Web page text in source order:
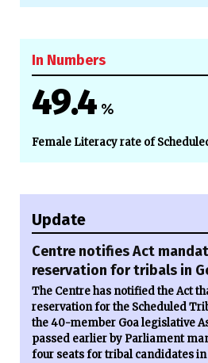
In Numbers
49.4 %
Female Literacy rate of
Update
Centre notifies Act
reservation for tribals in
The Centre has notified the Act
reservation for the Scheduled
the 40-member Goa legislative
passed earlier by Parliament
four seats for tribal candidates